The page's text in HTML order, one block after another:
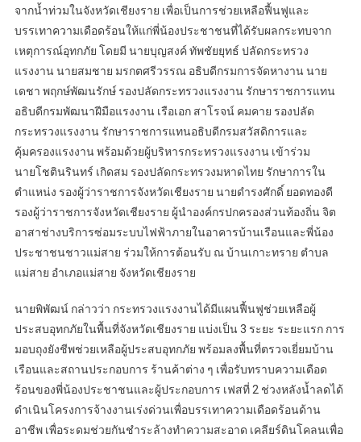
จากน้ำท่วมในจังหวัดเชียงราย เพื่อเป็นการช่วยเหลือฟื้นฟูและ
บรรเทาความเดือดร้อนให้แก่พี่น้องประชาชนที่ได้รับผลกระทบจาก
เหตุการณ์อุทกภัย โดยมี นายบุญสงค์ ทัพชัยยุทธ์ ปลัดกระทรวง
แรงงาน นายสมชาย มรกตศรีวรรณ อธิบดีกรมการจัดหางาน นาย
เดชา พฤกษ์พัฒนรักษ์ รองปลัดกระทรวงแรงงาน รักษาราชการแทน
อธิบดีกรมพัฒนาฝีมือแรงงาน เรือเอก สาโรจน์ คมคาย รองปลัด
กระทรวงแรงงาน รักษาราชการแทนอธิบดีกรมสวัสดิการและ
คุ้มครองแรงงาน พร้อมด้วยผู้บริหารกระทรวงแรงงาน เข้าร่วม
นายโชตินรินทร์ เกิดสม รองปลัดกระทรวงมหาดไทย รักษาการใน
ตำแหน่ง รองผู้ว่าราชการจังหวัดเชียงราย นายดำรงศักดิ์ ยอดทองดี
รองผู้ว่าราชการจังหวัดเชียงราย ผู้นำองค์กรปกครองส่วนท้องถิ่น จิต
อาสาช่างบริการซ่อมระบบไฟฟ้าภายในอาคารบ้านเรือนและพี่น้อง
ประชาชนชาวแม่สาย ร่วมให้การต้อนรับ ณ บ้านเกาะทราย ตำบล
แม่สาย อำเภอแม่สาย จังหวัดเชียงราย
นายพิพัฒน์ กล่าวว่า กระทรวงแรงงานได้มีแผนฟื้นฟูช่วยเหลือผู้
ประสบอุทกภัยในพื้นที่จังหวัดเชียงราย แบ่งเป็น 3 ระยะ ระยะแรก การ
มอบถุงยังชีพช่วยเหลือผู้ประสบอุทกภัย พร้อมลงพื้นที่ตรวจเยี่ยมบ้าน
เรือนและสถานประกอบการ ร้านค้าต่าง ๆ เพื่อรับทราบความเดือด
ร้อนของพี่น้องประชาชนและผู้ประกอบการ เฟสที่ 2 ช่วงหลังน้ำลดได้
ดำเนินโครงการจ้างงานเร่งด่วนเพื่อบรรเทาความเดือดร้อนด้าน
อาชีพ เพื่อระดมช่วยกันชำระล้างทำความสะอาด เคลียร์ดินโคลนเพื่อ